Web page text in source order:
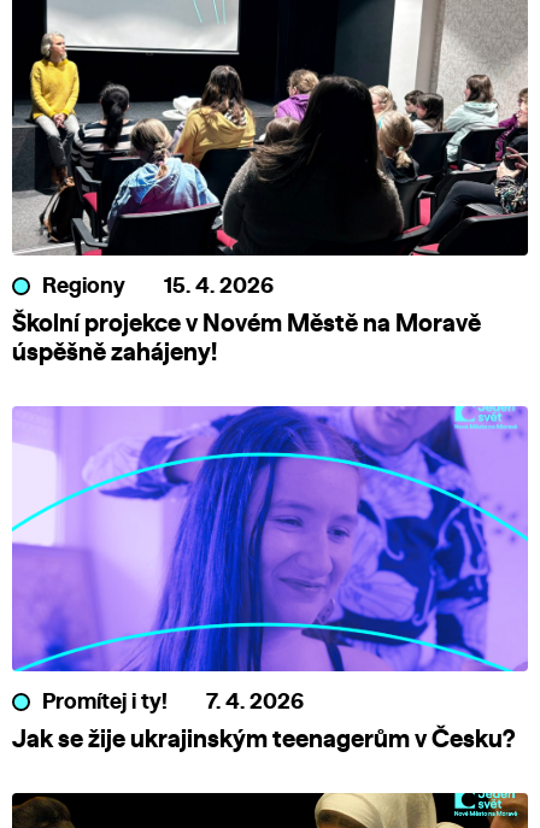
Regiony 15. 4. 2026
Školní projekce v Novém Městě na Moravě
úspěšně zahájeny!
Promítej i ty! 7. 4. 2026
Jak se žije ukrajinským teenagerům v Česku?